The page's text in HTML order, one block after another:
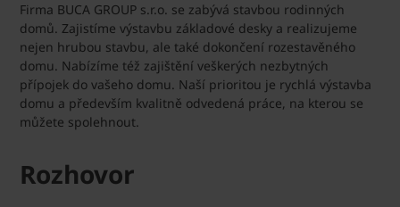
Firma BUCA GROUP s.r.o. se zabývá stavbou rodinných
domů. Zajistíme výstavbu základové desky a realizujeme
nejen hrubou stavbu, ale také dokončení rozestavěného
domu. Nabízíme též zajištění veškerých nezbytných
přípojek do vašeho domu. Naší prioritou je rychlá výstavba
domu a především kvalitně odvedená práce, na kterou se
můžete spolehnout.
Rozhovor